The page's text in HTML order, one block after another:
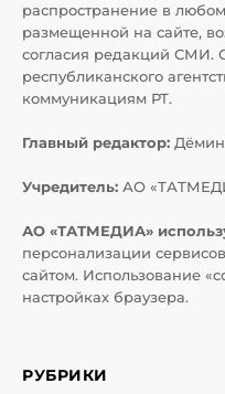
распространение в
размещенной на сайте,
согласия редакций СМИ.
республиканского
коммуникациям РТ.
Главный редактор:
Учредитель: АО
АО «ТАТМЕДИА»
персонализации
сайтом. Использование
настройках браузера.
РУБРИКИ